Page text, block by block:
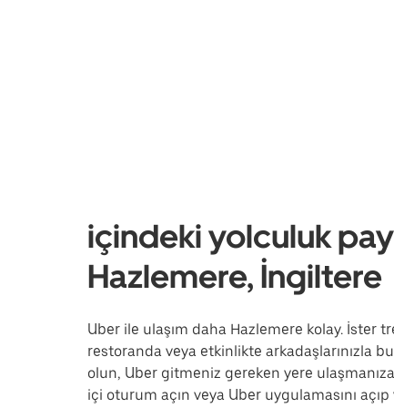
içindeki yolculuk
Hazlemere, İngiltere
Uber ile ulaşım daha Hazlemere kolay. İster
restoranda veya etkinlikte arkadaşlarınızla
olun, Uber gitmeniz gereken yere
içi oturum açın veya Uber uygulamasını